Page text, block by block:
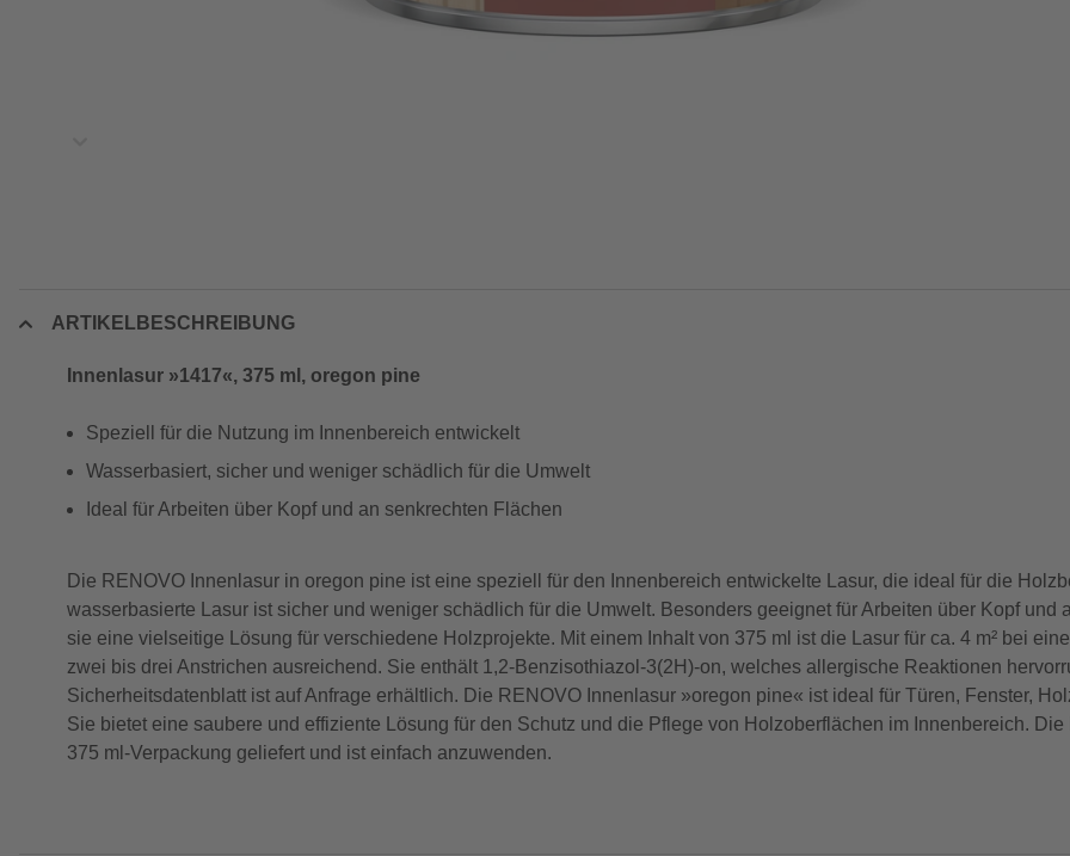
ARTIKELBESCHREIBUNG
Innenlasur »1417«, 375 ml, oregon pine
Speziell für die Nutzung im Innenbereich entwickelt
Wasserbasiert, sicher und weniger schädlich für die Umwelt
Ideal für Arbeiten über Kopf und an senkrechten Flächen
Die RENOVO Innenlasur in oregon pine ist eine speziell für den Innenbereich entwickelte Lasur, die ideal für die
wasserbasierte Lasur ist sicher und weniger schädlich für die Umwelt. Besonders geeignet für Arbeiten über Kopf und
sie eine vielseitige Lösung für verschiedene Holzprojekte. Mit einem Inhalt von 375 ml ist die Lasur für ca. 4 m² bei
zwei bis drei Anstrichen ausreichend. Sie enthält 1,2-Benzisothiazol-3(2H)-on, welches allergische Reaktionen
Sicherheitsdatenblatt ist auf Anfrage erhältlich. Die RENOVO Innenlasur »oregon pine« ist ideal für Türen, Fenster,
Sie bietet eine saubere und effiziente Lösung für den Schutz und die Pflege von Holzoberflächen im Innenbereich.
375 ml-Verpackung geliefert und ist einfach anzuwenden.